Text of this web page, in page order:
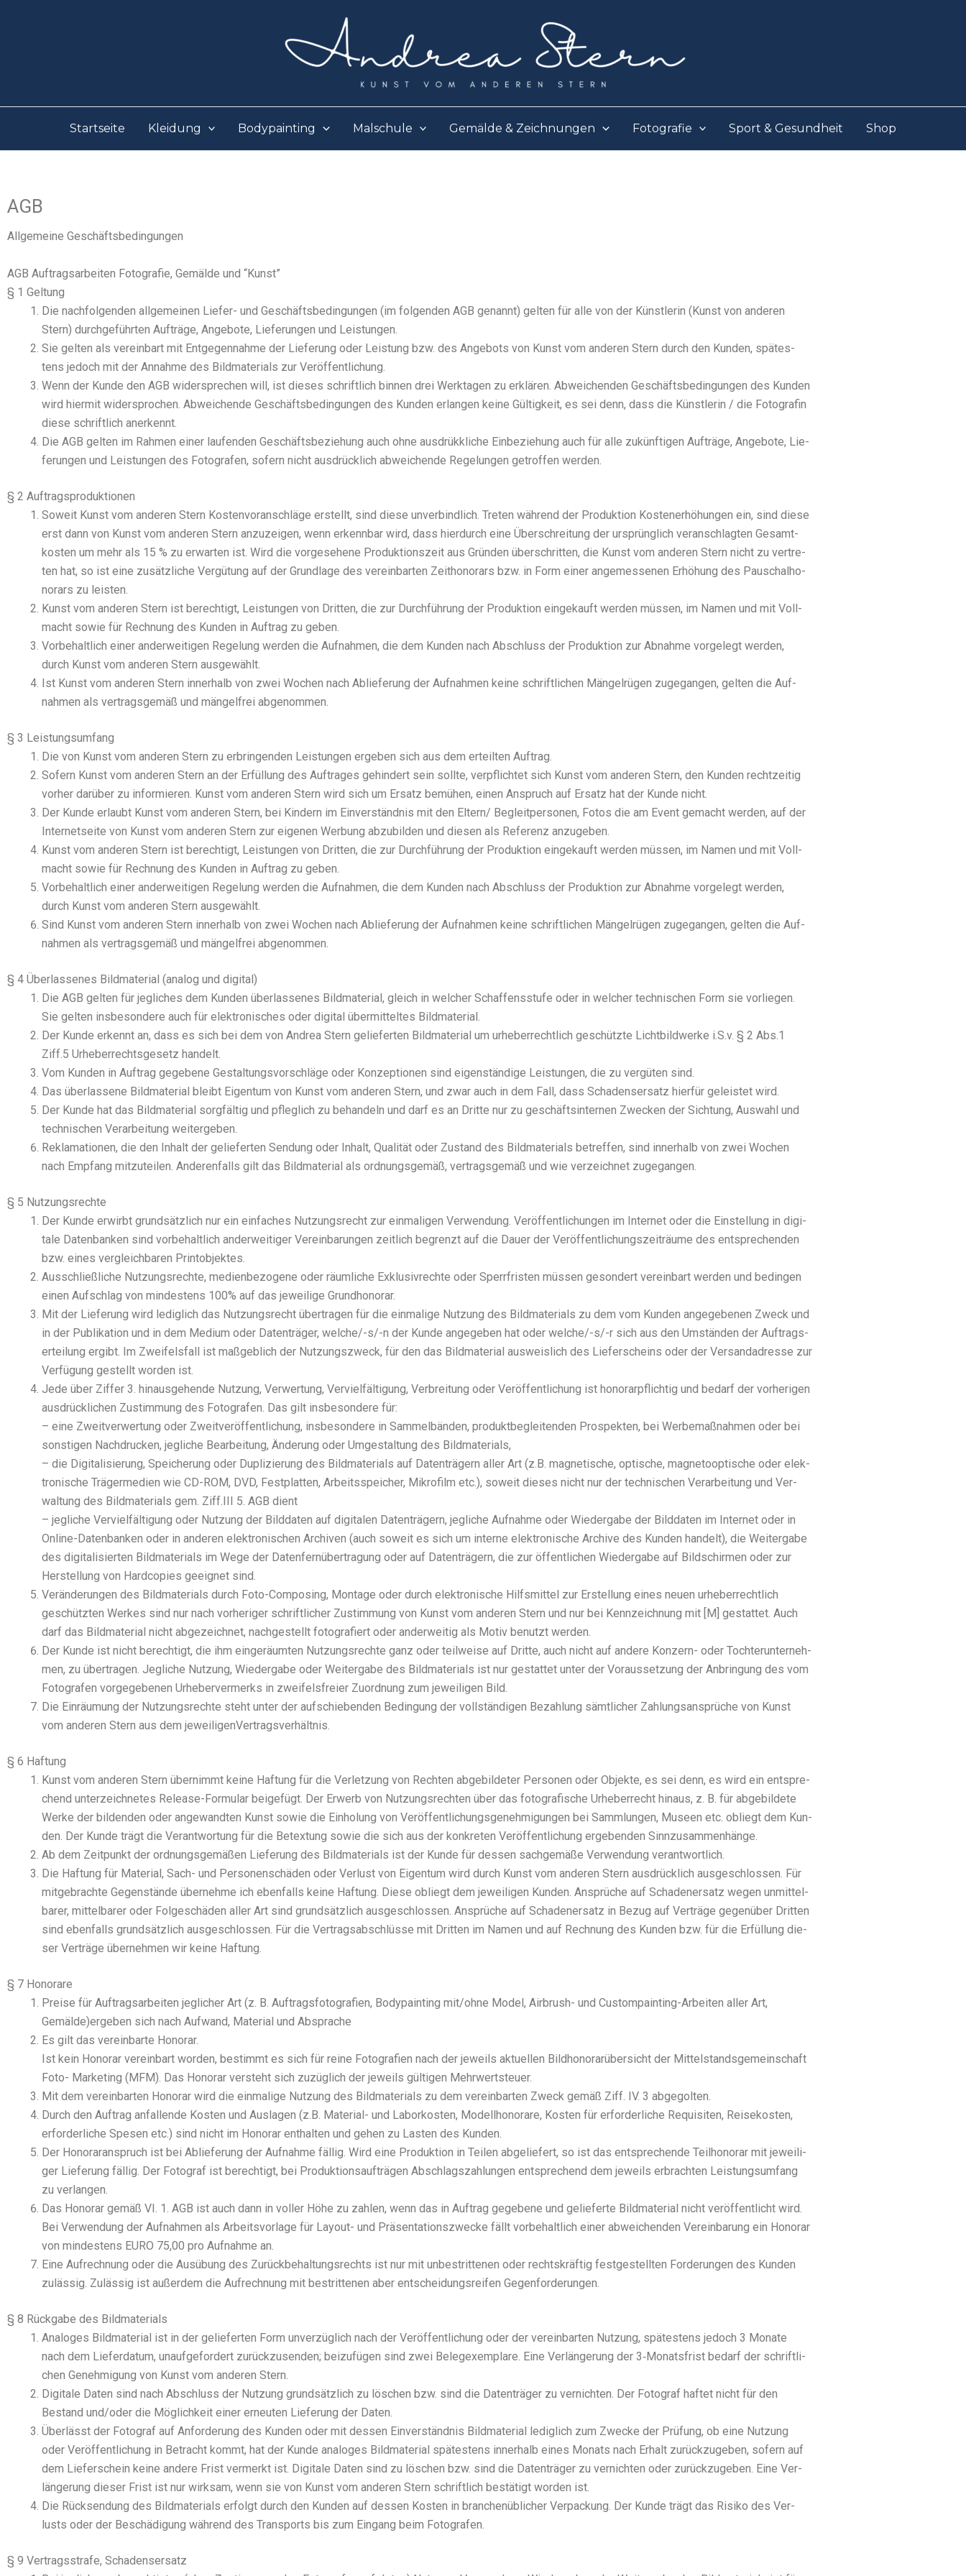
Startseite Kleidung Bodypainting Malschule Gemälde & Zeichnungen Fotografie Sport & Gesundheit Shop
AGB
All­ge­mei­ne Geschäfts­be­din­gun­gen
AGB Auftragsarbeiten Fotografie, Gemälde und “Kunst”
§ 1 Geltung
Die nach­fol­gen­den all­ge­mei­nen Lie­fer- und Geschäfts­be­din­gun­gen (im fol­gen­den AGB genannt) gel­ten für alle von der Künst­le­rin (Kunst von ande­ren
Stern) durch­ge­führ­ten Auf­trä­ge, Ange­bo­te, Lie­fe­run­gen und Leis­tun­gen.
Sie gel­ten als ver­ein­bart mit Ent­ge­gen­nah­me der Lie­fe­rung oder Leis­tung bzw. des Ange­bots von Kunst vom ande­ren Stern durch den Kun­den, spä­tes­
tens jedoch mit der Annah­me des Bild­ma­te­ri­als zur Ver­öf­fent­li­chung.
Wenn der Kun­de den AGB wider­spre­chen will, ist die­ses schrift­lich bin­nen drei Werk­ta­gen zu erklä­ren. Abwei­chen­den Geschäfts­be­din­gun­gen des Kun­den
wird hier­mit wider­spro­chen. Abwei­chen­de Geschäfts­be­din­gun­gen des Kun­den erlan­gen kei­ne Gül­tig­keit, es sei denn, dass die Künst­le­rin / die Foto­gra­fin
die­se schrift­lich aner­kennt.
Die AGB gel­ten im Rah­men einer lau­fen­den Geschäfts­be­zie­hung auch ohne aus­drükkli­che Ein­be­zie­hung auch für alle zukünf­ti­gen Auf­trä­ge, Ange­bo­te, Lie­
fe­run­gen und Leis­tun­gen des Foto­gra­fen, sofern nicht aus­drück­lich abwei­chen­de Rege­lun­gen getrof­fen wer­den.
§ 2 Auftragsproduktionen
Soweit Kunst vom ande­ren Stern Kos­ten­vor­anschlä­ge erstellt, sind die­se unver­bind­lich. Tre­ten wäh­rend der Pro­duk­ti­on Kos­ten­er­hö­hun­gen ein, sind die­se
erst dann von Kunst vom ande­ren Stern anzu­zei­gen, wenn erkenn­bar wird, dass hier­durch eine Über­schrei­tung der ursprüng­lich ver­an­schlag­ten Gesamt­
kos­ten um mehr als 15 % zu erwar­ten ist. Wird die vor­ge­se­he­ne Pro­duk­ti­ons­zeit aus Grün­den über­schrit­ten, die Kunst vom ande­ren Stern nicht zu ver­tre­
ten hat, so ist eine zusätz­li­che Ver­gü­tung auf der Grund­la­ge des ver­ein­bar­ten Zeit­ho­no­rars bzw. in Form einer ange­mes­se­nen Erhö­hung des Pau­schal­ho­
no­rars zu leis­ten.
Kunst vom ande­ren Stern ist berech­tigt, Leis­tun­gen von Drit­ten, die zur Durch­füh­rung der Pro­duk­ti­on ein­ge­kauft wer­den müs­sen, im Namen und mit Voll­
macht sowie für Rech­nung des Kun­den in Auf­trag zu geben.
Vor­be­halt­lich einer ander­wei­ti­gen Rege­lung wer­den die Auf­nah­men, die dem Kun­den nach Abschluss der Pro­duk­ti­on zur Abnah­me vor­ge­legt wer­den,
durch Kunst vom ande­ren Stern aus­ge­wählt.
Ist Kunst vom ande­ren Stern inner­halb von zwei Wochen nach Ablie­fe­rung der Auf­nah­men kei­ne schrift­li­chen Män­gel­rü­gen zuge­gan­gen, gel­ten die Auf­
nah­men als ver­trags­ge­mäß und män­gel­frei abge­nom­men.
§ 3 Leistungsumfang
Die von Kunst vom ande­ren Stern zu erbrin­gen­den Leis­tun­gen erge­ben sich aus dem erteil­ten Auf­trag.
Sofern Kunst vom ande­ren Stern an der Erfül­lung des Auf­tra­ges gehin­dert sein soll­te, ver­pflich­tet sich Kunst vom ande­ren Stern, den Kun­den recht­zei­tig
vor­her dar­über zu infor­mie­ren. Kunst vom ande­ren Stern wird sich um Ersatz bemü­hen, einen Anspruch auf Ersatz hat der Kun­de nicht.
Der Kun­de erlaubt Kunst vom ande­ren Stern, bei Kin­dern im Ein­ver­ständ­nis mit den Eltern/ Begleit­per­so­nen, Fotos die am Event gemacht wer­den, auf der
Inter­net­sei­te von Kunst vom ande­ren Stern zur eige­nen Wer­bung abzu­bil­den und die­sen als Refe­renz anzu­ge­ben.
Kunst vom ande­ren Stern ist berech­tigt, Leis­tun­gen von Drit­ten, die zur Durch­füh­rung der Pro­duk­ti­on ein­ge­kauft wer­den müs­sen, im Namen und mit Voll­
macht sowie für Rech­nung des Kun­den in Auf­trag zu geben.
Vor­be­halt­lich einer ander­wei­ti­gen Rege­lung wer­den die Auf­nah­men, die dem Kun­den nach Abschluss der Pro­duk­ti­on zur Abnah­me vor­ge­legt wer­den,
durch Kunst vom ande­ren Stern aus­ge­wählt.
Sind Kunst vom ande­ren Stern inner­halb von zwei Wochen nach Ablie­fe­rung der Auf­nah­men kei­ne schrift­li­chen Män­gel­rü­gen zuge­gan­gen, gel­ten die Auf­
nah­men als ver­trags­ge­mäß und män­gel­frei abge­nom­men.
§ 4 Überlassenes Bildmaterial (analog und digital)
Die AGB gel­ten für jeg­li­ches dem Kun­den über­las­se­nes Bild­ma­te­ri­al, gleich in wel­cher Schaf­fens­stu­fe oder in wel­cher tech­ni­schen Form sie vor­lie­gen.
Sie gel­ten ins­be­son­de­re auch für elek­tro­ni­sches oder digi­tal über­mit­tel­tes Bild­ma­te­ri­al.
Der Kun­de erkennt an, dass es sich bei dem von Andrea Stern gelie­fer­ten Bild­ma­te­ri­al um urhe­ber­recht­lich geschütz­te Licht­bild­wer­ke i.S.v. § 2 Abs.1
Ziff.5 Urhe­ber­rechts­ge­setz han­delt.
Vom Kun­den in Auf­trag gege­be­ne Gestal­tungs­vor­schlä­ge oder Kon­zep­tio­nen sind eigen­stän­di­ge Leis­tun­gen, die zu ver­gü­ten sind.
Das über­las­se­ne Bild­ma­te­ri­al bleibt Eigen­tum von Kunst vom ande­ren Stern, und zwar auch in dem Fall, dass Scha­dens­er­satz hier­für geleis­tet wird.
Der Kun­de hat das Bild­ma­te­ri­al sorg­fäl­tig und pfleg­lich zu behan­deln und darf es an Drit­te nur zu geschäfts­in­ter­nen Zwe­cken der Sich­tung, Aus­wahl und
tech­ni­schen Ver­ar­bei­tung wei­ter­ge­ben.
Rekla­ma­tio­nen, die den Inhalt der gelie­fer­ten Sen­dung oder Inhalt, Qua­li­tät oder Zustand des Bild­ma­te­ri­als betref­fen, sind inner­halb von zwei Wochen
nach Emp­fang mit­zu­tei­len. Ande­ren­falls gilt das Bild­ma­te­ri­al als ord­nungs­ge­mäß, ver­trags­ge­mäß und wie ver­zeich­net zuge­gan­gen.
§ 5 Nutzungsrechte
Der Kun­de erwirbt grund­sätz­lich nur ein ein­fa­ches Nut­zungs­recht zur ein­ma­li­gen Ver­wen­dung. Ver­öf­fent­li­chun­gen im Inter­net oder die Ein­stel­lung in digi­
ta­le Daten­ban­ken sind vor­be­halt­lich ander­wei­ti­ger Ver­ein­ba­run­gen zeit­lich begrenzt auf die Dau­er der Ver­öf­fent­li­chungs­zeit­räu­me des ent­spre­chen­den
bzw. eines ver­gleich­ba­ren Print­ob­jek­tes.
Aus­schließ­li­che Nut­zungs­rech­te, medi­en­be­zo­ge­ne oder räum­li­che Exklu­siv­rech­te oder Sperr­fris­ten müs­sen geson­dert ver­ein­bart wer­den und bedin­gen
einen Auf­schlag von min­des­tens 100% auf das jewei­li­ge Grund­ho­no­rar.
Mit der Lie­fe­rung wird ledig­lich das Nut­zungs­recht über­tra­gen für die ein­ma­li­ge Nut­zung des Bild­ma­te­ri­als zu dem vom Kun­den ange­ge­be­nen Zweck und
in der Publi­ka­ti­on und in dem Medi­um oder Daten­trä­ger, wel­che/-s/-n der Kun­de ange­ge­ben hat oder wel­che/-s/-r sich aus den Umstän­den der Auf­trags­
er­tei­lung ergibt. Im Zwei­fels­fall ist maß­geb­lich der Nut­zungs­zweck, für den das Bild­ma­te­ri­al aus­weis­lich des Lie­fer­scheins oder der Ver­sand­adres­se zur
Ver­fü­gung gestellt wor­den ist.
Jede über Zif­fer 3. hin­aus­ge­hen­de Nut­zung, Ver­wer­tung, Ver­viel­fäl­ti­gung, Ver­brei­tung oder Ver­öf­fent­li­chung ist hono­rar­pflich­tig und bedarf der vor­he­ri­gen
aus­drück­li­chen Zustim­mung des Foto­gra­fen. Das gilt ins­be­son­de­re für:
– eine Zweit­ver­wer­tung oder Zweit­ver­öf­fent­li­chung, ins­be­son­de­re in Sam­mel­bän­den, pro­dukt­be­glei­ten­den Pro­spek­ten, bei Wer­be­maß­nah­men oder bei
sons­ti­gen Nach­dru­cken, jeg­li­che Bear­bei­tung, Ände­rung oder Umge­stal­tung des Bild­ma­te­ri­als,
– die Digi­ta­li­sie­rung, Spei­che­rung oder Dupli­zie­rung des Bild­ma­te­ri­als auf Daten­trä­gern aller Art (z.B. magne­ti­sche, opti­sche, magne­to­op­ti­sche oder elek­
tro­ni­sche Trä­ger­me­di­en wie CD-ROM, DVD, Fest­plat­ten, Arbeits­spei­cher, Mikro­film etc.), soweit die­ses nicht nur der tech­ni­schen Ver­ar­bei­tung und Ver­
wal­tung des Bild­ma­te­ri­als gem. Ziff.III 5. AGB dient
– jeg­li­che Ver­viel­fäl­ti­gung oder Nut­zung der Bild­da­ten auf digi­ta­len Daten­trä­gern, jeg­li­che Auf­nah­me oder Wie­der­ga­be der Bild­da­ten im Inter­net oder in
Online-Daten­ban­ken oder in ande­ren elek­tro­ni­schen Archi­ven (auch soweit es sich um inter­ne elek­tro­ni­sche Archi­ve des Kun­den han­delt), die Wei­ter­ga­be
des digi­ta­li­sier­ten Bild­ma­te­ri­als im Wege der Daten­fern­über­tra­gung oder auf Daten­trä­gern, die zur öffent­li­chen Wie­der­ga­be auf Bild­schir­men oder zur
Her­stel­lung von Hard­co­pies geeig­net sind.
Ver­än­de­run­gen des Bild­ma­te­ri­als durch Foto-Com­po­sing, Mon­ta­ge oder durch elek­tro­ni­sche Hilfs­mit­tel zur Erstel­lung eines neu­en urhe­ber­recht­lich
geschütz­ten Wer­kes sind nur nach vor­he­ri­ger schrift­li­cher Zustim­mung von Kunst vom ande­ren Stern und nur bei Kenn­zeich­nung mit [M] gestat­tet. Auch
darf das Bild­ma­te­ri­al nicht abge­zeich­net, nach­ge­stellt foto­gra­fiert oder ander­wei­tig als Motiv benutzt wer­den.
Der Kun­de ist nicht berech­tigt, die ihm ein­ge­räum­ten Nut­zungs­rech­te ganz oder teil­wei­se auf Drit­te, auch nicht auf ande­re Kon­zern- oder Toch­ter­un­ter­neh­
men, zu über­tra­gen. Jeg­li­che Nut­zung, Wie­der­ga­be oder Wei­ter­ga­be des Bild­ma­te­ri­als ist nur gestat­tet unter der Vor­aus­set­zung der Anbrin­gung des vom
Foto­gra­fen vor­ge­ge­be­nen Urhe­ber­ver­merks in zwei­fels­frei­er Zuord­nung zum jewei­li­gen Bild.
Die Ein­räu­mung der Nut­zungs­rech­te steht unter der auf­schie­ben­den Bedin­gung der voll­stän­di­gen Bezah­lung sämt­li­cher Zah­lungs­an­sprü­che von Kunst
vom ande­ren Stern aus dem jewei­li­gen­Ver­trags­ver­hält­nis.
§ 6 Haftung
Kunst vom ande­ren Stern über­nimmt kei­ne Haf­tung für die Ver­let­zung von Rech­ten abge­bil­de­ter Per­so­nen oder Objek­te, es sei denn, es wird ein ent­spre­
chend unter­zeich­ne­tes Release-For­mu­lar bei­gefügt. Der Erwerb von Nut­zungs­rech­ten über das foto­gra­fi­sche Urhe­ber­recht hin­aus, z. B. für abge­bil­de­te
Wer­ke der bil­den­den oder ange­wand­ten Kunst sowie die Ein­ho­lung von Ver­öf­fent­li­chungs­ge­neh­mi­gun­gen bei Samm­lun­gen, Muse­en etc. obliegt dem Kun­
den. Der Kun­de trägt die Ver­ant­wor­tung für die Betex­t­ung sowie die sich aus der kon­kre­ten Ver­öf­fent­li­chung erge­ben­den Sinn­zu­sam­men­hän­ge.
Ab dem Zeit­punkt der ord­nungs­ge­mä­ßen Lie­fe­rung des Bild­ma­te­ri­als ist der Kun­de für des­sen sach­ge­mä­ße Ver­wen­dung ver­ant­wort­lich.
Die Haf­tung für Mate­ri­al, Sach- und Per­so­nen­schä­den oder Ver­lust von Eigen­tum wird durch Kunst vom ande­ren Stern aus­drück­lich aus­ge­schlos­sen. Für
mit­ge­brach­te Gegen­stän­de über­neh­me ich eben­falls kei­ne Haf­tung. Die­se obliegt dem jewei­li­gen Kun­den. Ansprü­che auf Scha­den­er­satz wegen unmit­tel­
ba­rer, mit­tel­ba­rer oder Fol­ge­schä­den aller Art sind grund­sätz­lich aus­ge­schlos­sen. Ansprü­che auf Scha­den­er­satz in Bezug auf Ver­trä­ge gegen­über Drit­ten
sind eben­falls grund­sätz­lich aus­ge­schlos­sen. Für die Ver­trags­ab­schlüs­se mit Drit­ten im Namen und auf Rech­nung des Kun­den bzw. für die Erfül­lung die­
ser Ver­trä­ge über­neh­men wir kei­ne Haf­tung.
§ 7 Honorare
Prei­se für Auf­trags­ar­bei­ten jeg­li­cher Art (z. B. Auf­trags­fo­to­gra­fien, Body­pain­ting mit/ohne Model, Air­brush- und Cus­tom­pain­ting-Arbei­ten aller Art,
Gemälde)ergeben sich nach Auf­wand, Mate­ri­al und Abspra­che
Es gilt das ver­ein­bar­te Hono­rar.
Ist kein Hono­rar ver­ein­bart wor­den, bestimmt es sich für rei­ne Foto­gra­fien nach der jeweils aktu­el­len Bild­ho­no­rar­über­sicht der Mit­tel­stands­ge­mein­schaft
Foto- Mar­ke­ting (MFM). Das Hono­rar ver­steht sich zuzüg­lich der jeweils gül­ti­gen Mehr­wert­steu­er.
Mit dem ver­ein­bar­ten Hono­rar wird die ein­ma­li­ge Nut­zung des Bild­ma­te­ri­als zu dem ver­ein­bar­ten Zweck gemäß Ziff. IV. 3 abge­gol­ten.
Durch den Auf­trag anfal­len­de Kos­ten und Aus­la­gen (z.B. Mate­ri­al- und Labor­kos­ten, Modell­ho­no­ra­re, Kos­ten für erfor­der­li­che Requi­si­ten, Rei­se­kos­ten,
erfor­der­li­che Spe­sen etc.) sind nicht im Hono­rar ent­hal­ten und gehen zu Las­ten des Kun­den.
Der Hono­rar­an­spruch ist bei Ablie­fe­rung der Auf­nah­me fäl­lig. Wird eine Pro­duk­ti­on in Tei­len abge­lie­fert, so ist das ent­spre­chen­de Teil­ho­no­rar mit jewei­li­
ger Lie­fe­rung fäl­lig. Der Foto­graf ist berech­tigt, bei Pro­duk­ti­ons­auf­trä­gen Abschlags­zah­lun­gen ent­spre­chend dem jeweils erbrach­ten Leis­tungs­um­fang
zu ver­lan­gen.
Das Hono­rar gemäß VI. 1. AGB ist auch dann in vol­ler Höhe zu zah­len, wenn das in Auf­trag gege­be­ne und gelie­fer­te Bild­ma­te­ri­al nicht ver­öf­fent­licht wird.
Bei Ver­wen­dung der Auf­nah­men als Arbeits­vor­la­ge für Lay­out- und Prä­sen­ta­ti­ons­zwe­cke fällt vor­be­halt­lich einer abwei­chen­den Ver­ein­ba­rung ein Hono­rar
von min­des­tens EURO 75,00 pro Auf­nah­me an.
Eine Auf­rech­nung oder die Aus­übung des Zurück­be­hal­tungs­rechts ist nur mit unbe­strit­te­nen oder rechts­kräf­tig fest­ge­stell­ten For­de­run­gen des Kun­den
zuläs­sig. Zuläs­sig ist außer­dem die Auf­rech­nung mit bestrit­te­nen aber ent­schei­dungs­rei­fen Gegen­for­de­run­gen.
§ 8 Rückgabe des Bildmaterials
Ana­lo­ges Bild­ma­te­ri­al ist in der gelie­fer­ten Form unver­züg­lich nach der Ver­öf­fent­li­chung oder der ver­ein­bar­ten Nut­zung, spä­tes­tens jedoch 3 Mona­te
nach dem Lie­fer­da­tum, unauf­ge­for­dert zurück­zu­sen­den; bei­zu­fü­gen sind zwei Beleg­ex­em­pla­re. Eine Ver­län­ge­rung der 3‑Monatsfrist bedarf der schrift­li­
chen Geneh­mi­gung von Kunst vom ande­ren Stern.
Digi­ta­le Daten sind nach Abschluss der Nut­zung grund­sätz­lich zu löschen bzw. sind die Daten­trä­ger zu ver­nich­ten. Der Foto­graf haf­tet nicht für den
Bestand und/oder die Mög­lich­keit einer erneu­ten Lie­fe­rung der Daten.
Über­lässt der Foto­graf auf Anfor­de­rung des Kun­den oder mit des­sen Ein­ver­ständ­nis Bild­ma­te­ri­al ledig­lich zum Zwe­cke der Prü­fung, ob eine Nut­zung
oder Ver­öf­fent­li­chung in Betracht kommt, hat der Kun­de ana­lo­ges Bild­ma­te­ri­al spä­tes­tens inner­halb eines Monats nach Erhalt zurück­zu­ge­ben, sofern auf
dem Lie­fer­schein kei­ne ande­re Frist ver­merkt ist. Digi­ta­le Daten sind zu löschen bzw. sind die Daten­trä­ger zu ver­nich­ten oder zurück­zu­ge­ben. Eine Ver­
län­ge­rung die­ser Frist ist nur wirk­sam, wenn sie von Kunst vom ande­ren Stern schrift­lich bestä­tigt wor­den ist.
Die Rück­sen­dung des Bild­ma­te­ri­als erfolgt durch den Kun­den auf des­sen Kos­ten in bran­chen­üb­li­cher Ver­pa­ckung. Der Kun­de trägt das Risi­ko des Ver­
lusts oder der Beschä­di­gung wäh­rend des Trans­ports bis zum Ein­gang beim Foto­gra­fen.
§ 9 Vertragsstrafe, Schadensersatz